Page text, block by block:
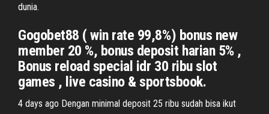
dunia.
Gogobet88 ( win rate 99,8%) bonus new
member 20 %, bonus deposit harian 5% ,
Bonus reload special idr 30 ribu slot
games , live casino & sportsbook.
4 days ago Dengan minimal deposit 25 ribu sudah bisa ikut